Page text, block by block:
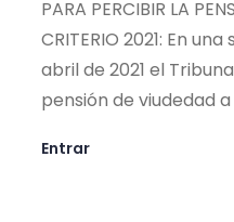
PARA PERCIBIR LA
CRITERIO 2021: En
abril de 2021 el
pensión de viudedad
Entrar